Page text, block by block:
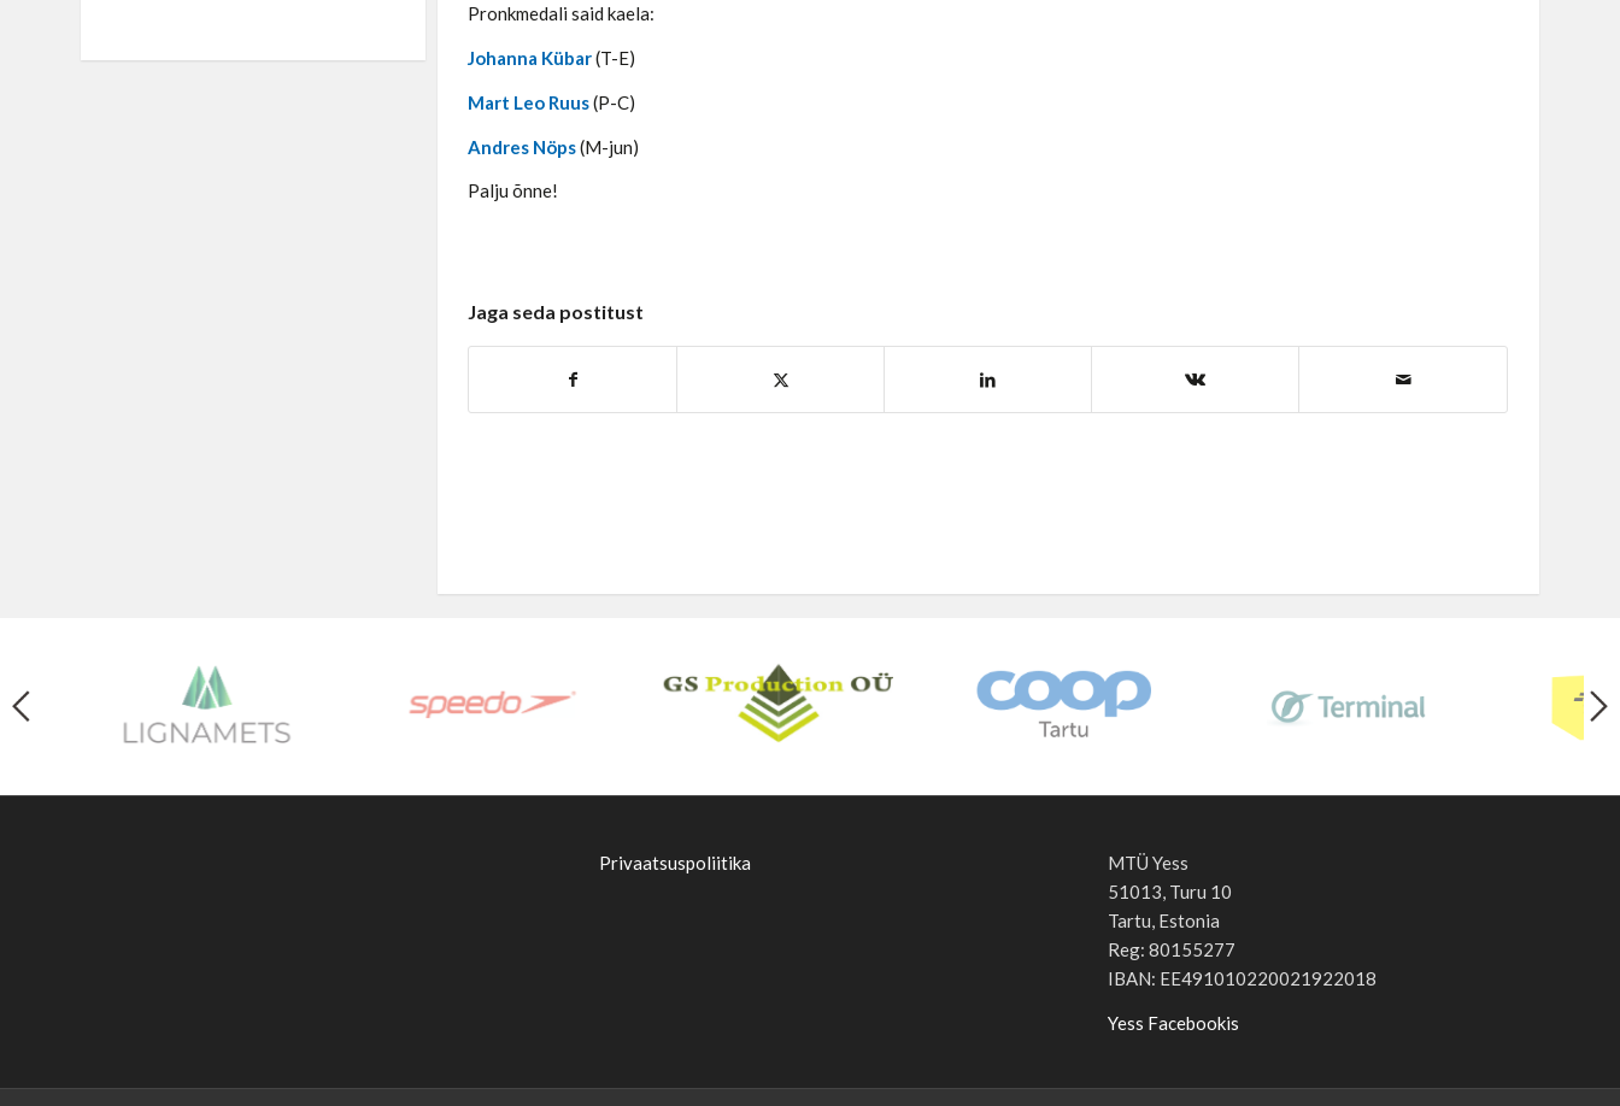
Pronkmedali said kaela:
Johanna Kübar(T-E)
Mart Leo Ruus(P-C)
Andres Nöps(M-jun)
Palju õnne!
Jaga seda postitust
Privaatsuspoliitika
MTÜ Yess
51013, Turu 10
Tartu, Estonia
Reg: 80155277
IBAN: EE491010220021922018
Yess Facebookis